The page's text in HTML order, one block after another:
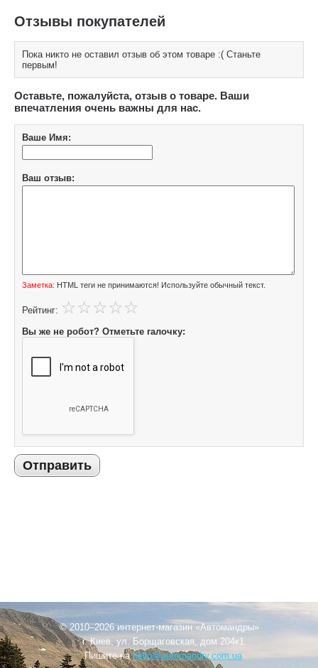
Отзывы покупателей
Пока никто не оставил отзыв об этом товаре :( Станьте
первым!
Оставьте, пожалуйста, отзыв о товаре. Ваши
впечатления очень важны для нас.
Ваше Имя:
Ваш отзыв:
Заметка: HTML теги не принимаются! Используйте обычный текст.
Рейтинг:
Вы же не робот? Отметьте галочку:
Отправить
© 2010–2026 интернет-магазин «Автомандры»
г. Киев, ул. Борщаговская, дом 204к1
Пишите наhello@automandry.com.ua